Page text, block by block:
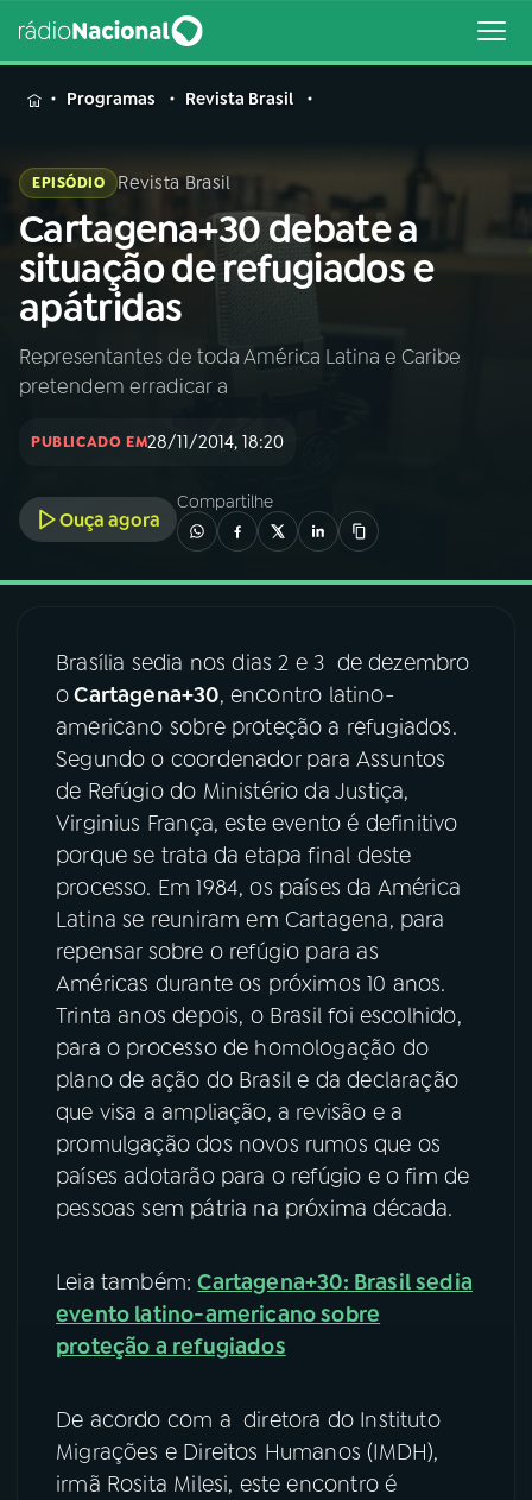
MENU
Buscar
na
Rádio
Nacional
Buscar
AO VIVO
INÍCIO
A RÁDIO
03PROGRAMAÇÃO
04PROGRAMAS
PODCASTS
06VIDEOCASTS
08FESTIVAL DE MÚSICA
ACOMPANHE A RÁDIO NACIONAL
YouTube Facebook
Instagram X
Programas Revista Brasil
EPISÓDIO Revista Brasil
Cartagena+30 debate a
situação de refugiados e
apátridas
Representantes de toda América Latina e Caribe
pretendem erradicar a
PUBLICADO EM28/11/2014, 18:20
Ouça agora
Compartilhe
Brasília sedia nos dias 2 e 3 de dezembro
oCartagena+30, encontro latino-
americano sobre proteção a refugiados.
Segundo o coordenador para Assuntos
de Refúgio do Ministério da Justiça,
Virginius França, este evento é definitivo
porque se trata da etapa final deste
processo. Em 1984, os países da América
Latina se reuniram em Cartagena, para
repensar sobre o refúgio para as
Américas durante os próximos 10 anos.
Trinta anos depois, o Brasil foi escolhido,
para o processo de homologação do
plano de ação do Brasil e da declaração
que visa a ampliação, a revisão e a
promulgação dos novos rumos que os
países adotarão para o refúgio e o fim de
pessoas sem pátria na próxima década.
Leia também:Cartagena+30: Brasil sedia
evento latino-americano sobre
proteção a refugiados
De acordo com a diretora do Instituto
Migrações e Direitos Humanos (IMDH),
irmã Rosita Milesi, este encontro é